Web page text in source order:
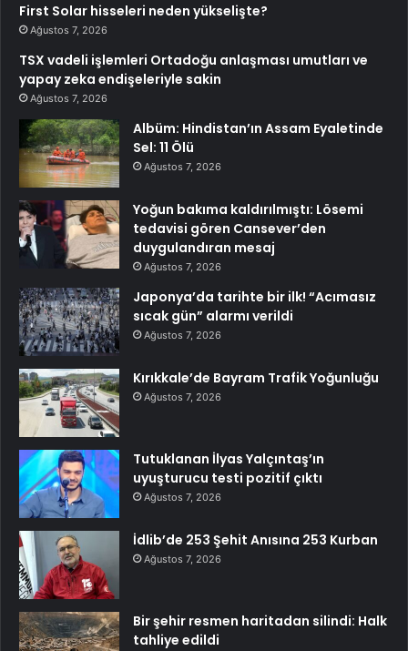
First Solar hisseleri neden yükselişte?
Ağustos 7, 2026
TSX vadeli işlemleri Ortadoğu anlaşması umutları ve
yapay zeka endişeleriyle sakin
Ağustos 7, 2026
Albüm: Hindistan’ın Assam Eyaletinde
Sel: 11 Ölü
Ağustos 7, 2026
Yoğun bakıma kaldırılmıştı: Lösemi
tedavisi gören Cansever’den
duygulandıran mesaj
Ağustos 7, 2026
Japonya’da tarihte bir ilk! “Acımasız
sıcak gün” alarmı verildi
Ağustos 7, 2026
Kırıkkale’de Bayram Trafik Yoğunluğu
Ağustos 7, 2026
Tutuklanan İlyas Yalçıntaş’ın
uyuşturucu testi pozitif çıktı
Ağustos 7, 2026
İdlib’de 253 Şehit Anısına 253 Kurban
Ağustos 7, 2026
Bir şehir resmen haritadan silindi: Halk
tahliye edildi